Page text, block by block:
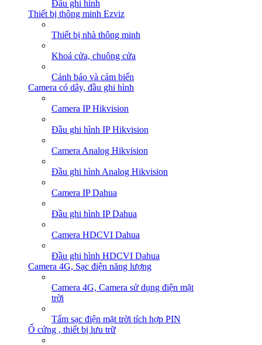
Đầu ghi hình
Thiết bị thông minh Ezviz
Thiết bị nhà thông minh
Khoá cửa, chuông cửa
Cảnh báo và cảm biến
Camera có dây, đầu ghi hình
Camera IP Hikvision
Đầu ghi hình IP Hikvision
Camera Analog Hikvision
Đầu ghi hình Analog Hikvision
Camera IP Dahua
Đầu ghi hình IP Dahua
Camera HDCVI Dahua
Đầu ghi hình HDCVI Dahua
Camera 4G, Sạc điện năng lượng
Camera 4G, Camera sử dụng điện mặt
trời
Tấm sạc điện mặt trời tích hợp PIN
Ổ cứng , thiết bị lưu trữ